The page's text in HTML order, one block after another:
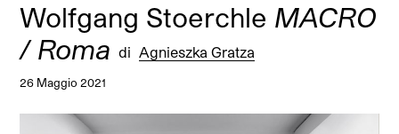
Wolfgang Stoerchle MACRO
/ Roma di Agnieszka Gratza
26 Maggio 2021